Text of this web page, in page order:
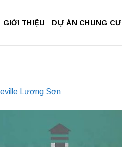
GIỚI THIỆU DỰ ÁN CHUNG CƯ
Lương Sơn